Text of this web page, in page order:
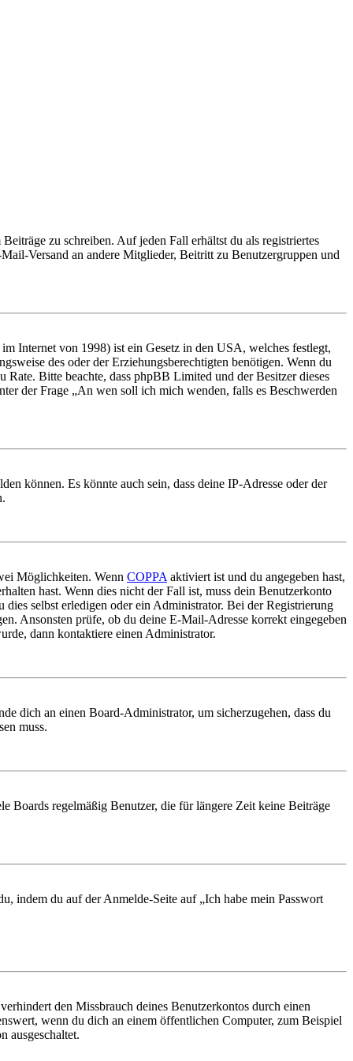
zu schreiben. Auf jeden Fall erhältst du als registriertes
Versand an andere Mitglieder, Beitritt zu Benutzergruppen und
Internet von 1998) ist ein Gesetz in den USA, welches festlegt,
des oder der Erziehungsberechtigten benötigen. Wenn du
Bitte beachte, dass phpBB Limited und der Besitzer dieses
der Frage „An wen soll ich mich wenden, falls es Beschwerden
können. Es könnte auch sein, dass deine IP-Adresse oder der
Möglichkeiten. Wenn COPPA aktiviert ist und du angegeben hast,
hast. Wenn dies nicht der Fall ist, muss dein Benutzerkonto
selbst erledigen oder ein Administrator. Bei der Registrierung
Ansonsten prüfe, ob du deine E-Mail-Adresse korrekt eingegeben
dann kontaktiere einen Administrator.
dich an einen Board-Administrator, um sicherzugehen, dass du
muss.
Boards regelmäßig Benutzer, die für längere Zeit keine Beiträge
indem du auf der Anmelde-Seite auf „Ich habe mein Passwort
den Missbrauch deines Benutzerkontos durch einen
wenn du dich an einem öffentlichen Computer, zum Beispiel
ausgeschaltet.